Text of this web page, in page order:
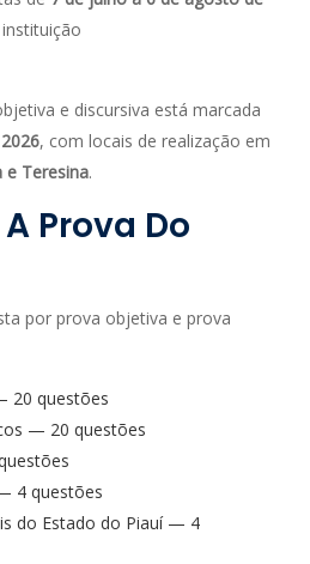
e discursiva está marcada
, com locais de realização em
e Teresina.
Prova Do
por prova objetiva e prova
20 questões
— 20 questões
4 questões
do Estado do Piauí — 4